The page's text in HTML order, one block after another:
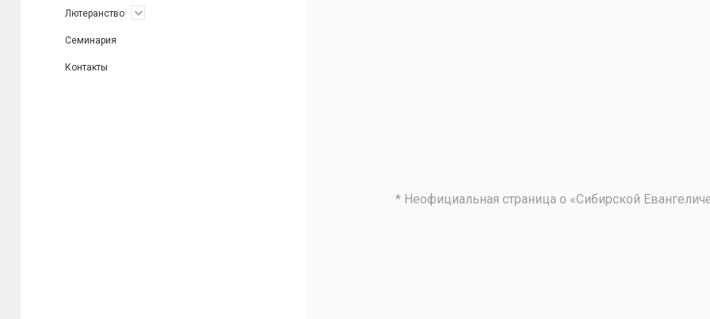
Лютеранство
открыть
меню
Семинария
Контакты
* Неофициальная страница о «Сибирской